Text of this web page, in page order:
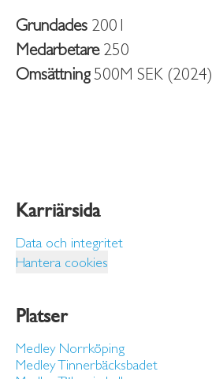
Grundades 2001
Medarbetare 250
Omsättning500M SEK (2024)
Karriärsida
Data och integritet
Hantera cookies
Platser
Medley Norrköping
Medley Tinnerbäcksbadet